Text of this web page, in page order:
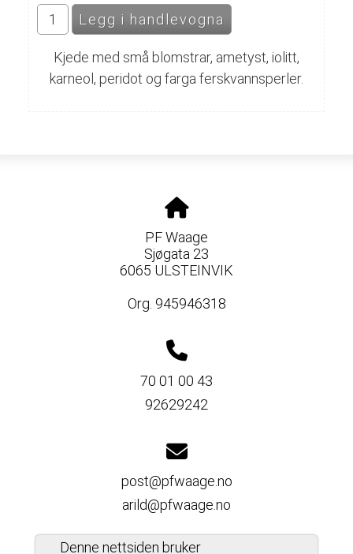
Kjede med små blomstrar, ametyst, iolitt,
karneol, peridot og farga ferskvannsperler.
PF Waage
Sjøgata 23
6065 ULSTEINVIK
Org. 945946318
70 01 00 43
92629242
post@pfwaage.no
arild@pfwaage.no
Denne nettsiden bruker